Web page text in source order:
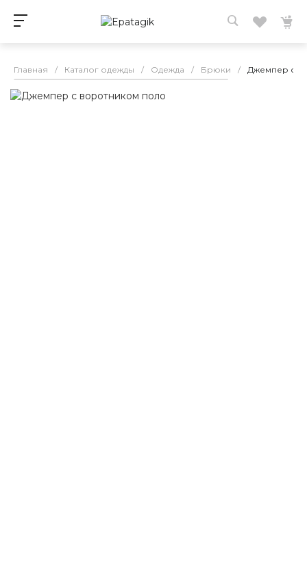
Главная / Каталог одежды / Одежда / Брюки / Джемпер с